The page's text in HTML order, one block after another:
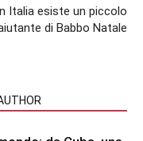
Italia esiste un piccolo
di Babbo Natale